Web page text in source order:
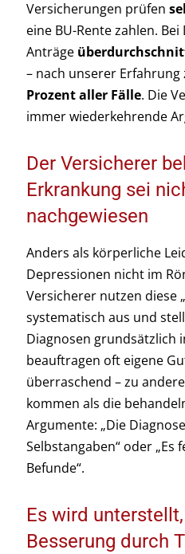
Versicherungen prüfen
eine BU-Rente zahlen.
Anträge
– nach unserer Erfahrung
Prozent aller Fälle. Die
immer wiederkehrende
Der Versicherer
Erkrankung sei
nachgewiesen
Anders als körperliche
Depressionen nicht im
Versicherer nutzen diese
systematisch aus und
Diagnosen grundsätzlich
beauftragen oft eigene
überraschend – zu
kommen als die
Argumente: „Die
Selbstangaben“ oder „Es
Befunde“.
Es wird
Besserung durch